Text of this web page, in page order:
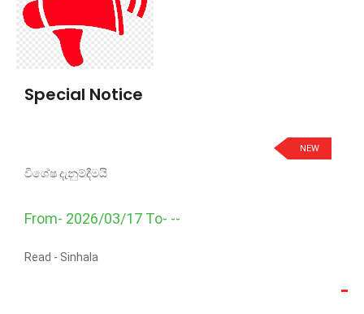
Special Notice
NEW
විශේෂ දැනුම්දීමයි
From- 2026/03/17 To- --
Read - Sinhala